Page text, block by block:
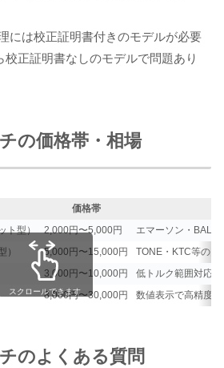
には校正証明書付きのモデルが必要
校正証明書なしのモデルで問題あり
の価格帯・相場
価格帯
ト型）
2,000円〜5,000円
エマーソン・BAL
）
5,000円〜15,000円
TONE・KTC等の国
3,000円〜10,000円
低トルク範囲対応
8,000円〜30,000円 数値表示で高精度
スクロールできます
のよくある質問